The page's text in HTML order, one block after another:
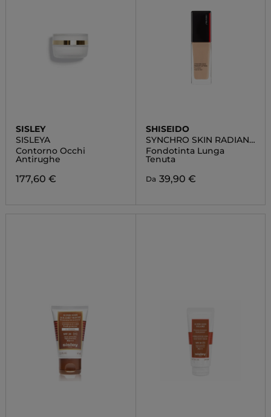
SISLEY
SISLEYA
Contorno Occhi
Antirughe
177,60 €
SHISEIDO
SYNCHRO SKIN RADIANT
LIFTING
Fondotinta Lunga
Tenuta
Da 39,90 €